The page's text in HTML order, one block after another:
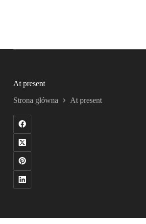
At present
Strona główna At present